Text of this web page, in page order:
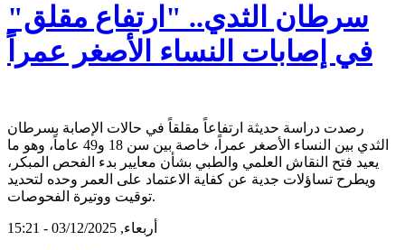
سرطان الثدي.. "ارتفاع مقلق"
في إصابات النساء الأصغر عمراً
رصدت دراسة حديثة ارتفاعاً مقلقاً في حالات الإصابة بسرطان
الثدي بين النساء الأصغر عمراً، خاصة بين سن 18 و49 عاماً، وهو ما
يعيد فتح النقاش العلمي والطبي بشأن معايير بدء الفحص المبكر،
ويطرح تساؤلات جدية عن كفاية الاعتماد على العمر وحده لتحديد
توقيت ووتيرة الفحوصات.
أربعاء, 03/12/2025 - 15:21